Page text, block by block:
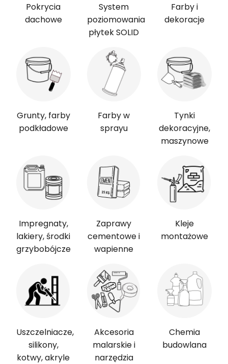
Pokrycia
dachowe
System
poziomowania
płytek SOLID
Farby i
dekoracje
Grunty, farby
podkładowe
Farby w
sprayu
Tynki
dekoracyjne,
maszynowe
Impregnaty,
lakiery, środki
grzybobójcze
Zaprawy
cementowe i
wapienne
Kleje
montażowe
Uszczelniacze,
silikony,
kotwy, akryle
Akcesoria
malarskie i
narzędzia
Chemia
budowlana